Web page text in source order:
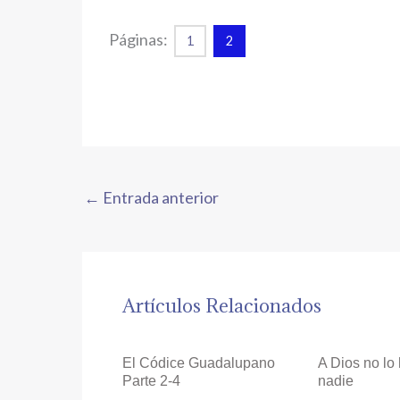
Páginas: 1 2
← Entrada anterior
Artículos Relacionados
El Códice Guadalupano
Parte 2-4
A Dios no lo
nadie